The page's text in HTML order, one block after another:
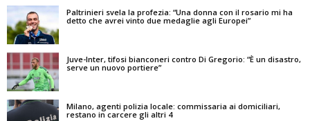
Paltrinieri svela la profezia: “Una donna con il rosario mi ha
detto che avrei vinto due medaglie agli Europei”
Juve-Inter, tifosi bianconeri contro Di Gregorio: “È un disastro,
serve un nuovo portiere”
Milano, agenti polizia locale: commissaria ai domiciliari,
restano in carcere gli altri 4